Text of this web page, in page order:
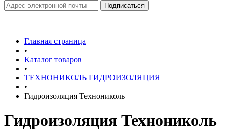
Главная страница
•
Каталог товаров
•
ТЕХНОНИКОЛЬ ГИДРОИЗОЛЯЦИЯ
•
Гидроизоляция Технониколь
Гидроизоляция Технониколь